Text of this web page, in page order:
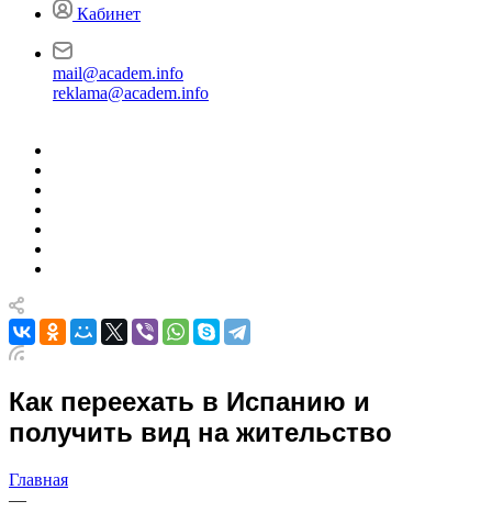
Кабинет
mail@academ.info
reklama@academ.info
Как переехать в Испанию и
получить вид на жительство
Главная
—